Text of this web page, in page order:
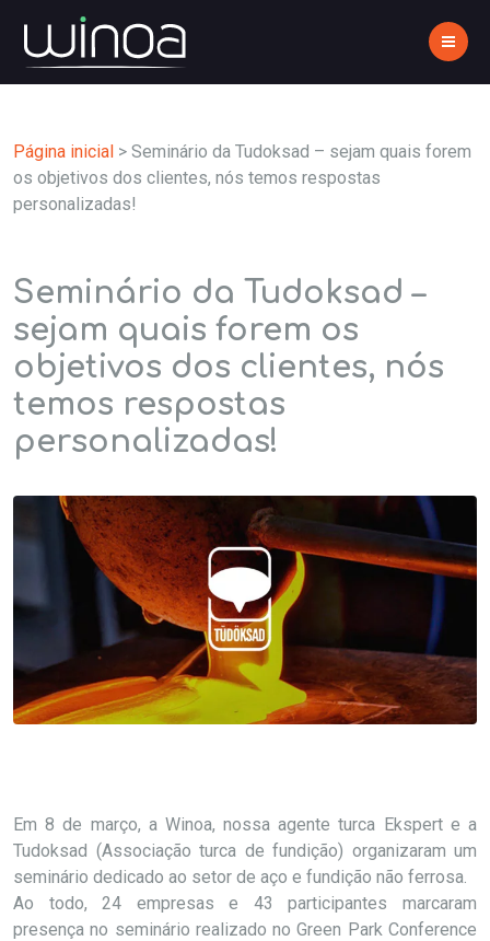
Página inicial > Seminário da Tudoksad – sejam quais forem
os objetivos dos clientes, nós temos respostas
personalizadas!
Seminário da Tudoksad –
sejam quais forem os
objetivos dos clientes, nós
temos respostas
personalizadas!
Em 8 de março, a Winoa, nossa agente turca Ekspert e a
Tudoksad (Associação turca de fundição) organizaram um
seminário dedicado ao setor de aço e fundição não ferrosa.
Ao todo, 24 empresas e 43 participantes marcaram
presença no seminário realizado no Green Park Conference